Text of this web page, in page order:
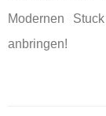
Modernen
anbringen!